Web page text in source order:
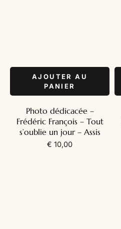
AJOUTER AU
PANIER
Photo dédicacée –
Frédéric François – Tout
s’oublie un jour – Assis
€ 10,00